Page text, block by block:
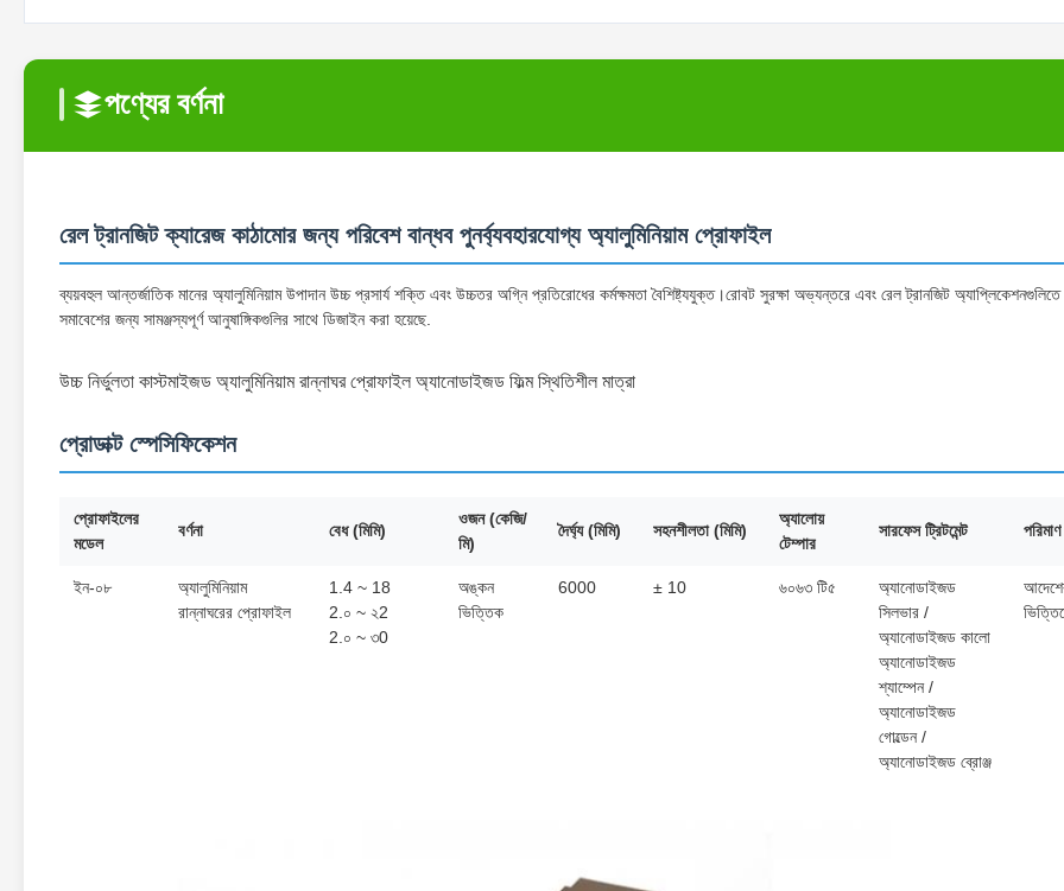
পণ্যের বর্ণনা
রেল ট্রানজিট ক্যারেজ কাঠামোর জন্য পরিবেশ বান্ধব পুনর্ব্যবহারযোগ্য অ্যালুমিনিয়াম প্রোফাইল
ব্যয়বহুল আন্তর্জাতিক মানের অ্যালুমিনিয়াম উপাদান উচ্চ প্রসার্য শক্তি এবং উচ্চতর অগ্নি প্রতিরোধের কর্মক্ষমতা বৈশিষ্ট্যযুক্ত।রোবট সুরক্ষা অভ্যন্তরে এবং রেল ট্রানজিট
সমাবেশের জন্য সামঞ্জস্যপূর্ণ আনুষাঙ্গিকগুলির সাথে ডিজাইন করা হয়েছে.
উচ্চ নির্ভুলতা কাস্টমাইজড অ্যালুমিনিয়াম রান্নাঘর প্রোফাইল অ্যানোডাইজড ফিল্ম স্থিতিশীল মাত্রা
প্রোডাক্ট স্পেসিফিকেশন
প্রোফাইলের
মডেল
বর্ণনা বেধ (মিমি)
ওজন (কেজি/
মি)
দৈর্ঘ্য (মিমি) সহনশীলতা (মিমি)
অ্যালোয়
টেম্পার
সারফেস ট্রিটমেন্ট
ইন-০৮
অ্যালুমিনিয়াম
রান্নাঘরের প্রোফাইল
1.4 ~ 18
2.০ ~ ২2
2.০ ~ ৩0
অঙ্কন
ভিত্তিক
6000 ± 10 ৬০৬৩ টি৫
অ্যানোডাইজড
সিলভার /
অ্যানোডাইজড কালো
অ্যানোডাইজড
শ্যাম্পেন /
অ্যানোডাইজড
গোল্ডেন /
অ্যানোডাইজড ব্রোঞ্জ